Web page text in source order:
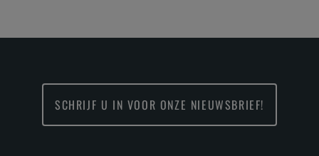
SCHRIJF U IN VOOR ONZE NIEUWSBRIEF!